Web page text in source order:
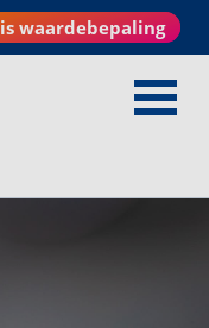
waardebepaling